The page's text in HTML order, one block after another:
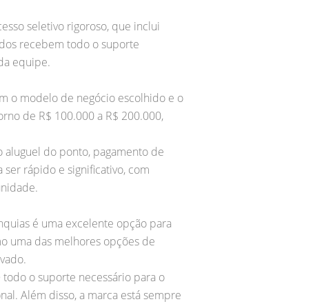
seletivo rigoroso, que inclui
recebem todo o suporte
equipe.
o modelo de negócio escolhido e o
de R$ 100.000 a R$ 200.000,
do ponto, pagamento de
rápido e significativo, com
é uma excelente opção para
uma das melhores opções de
o suporte necessário para o
Além disso, a marca está sempre